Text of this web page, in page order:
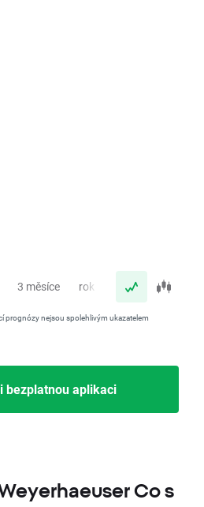
3 měsíce rok
nejsou spolehlivým ukazatelem
bezplatnou aplikaci
Co s